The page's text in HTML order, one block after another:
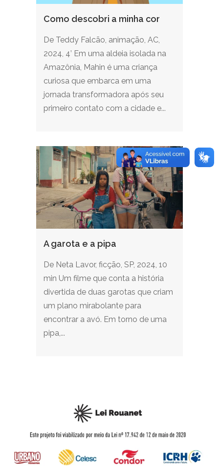
Como descobri a minha cor
De Teddy Falcão, animação, AC,
2024, 4’ Em uma aldeia isolada na
Amazônia, Mahin é uma criança
curiosa que embarca em uma
jornada transformadora após seu
primeiro contato com a cidade e...
A garota e a pipa
De Neta Lavor, ficção, SP, 2024, 10
min Um filme que conta a história
divertida de duas garotas que criam
um plano mirabolante para
encontrar a avó. Em torno de uma
pipa,...